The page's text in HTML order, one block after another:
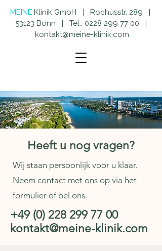
MEINE.Klinik GmbH | Rochusstr. 289 |
53123 Bonn | Tel.: 0228 299 77 00 |
kontakt@meine-klinik.com
Heeft u nog vragen?
Wij staan persoonlijk voor u klaar.
Neem contact met ons op via het
formulier of bel ons.
+49 (0) 228 299 77 00
kontakt@meine-klinik.com